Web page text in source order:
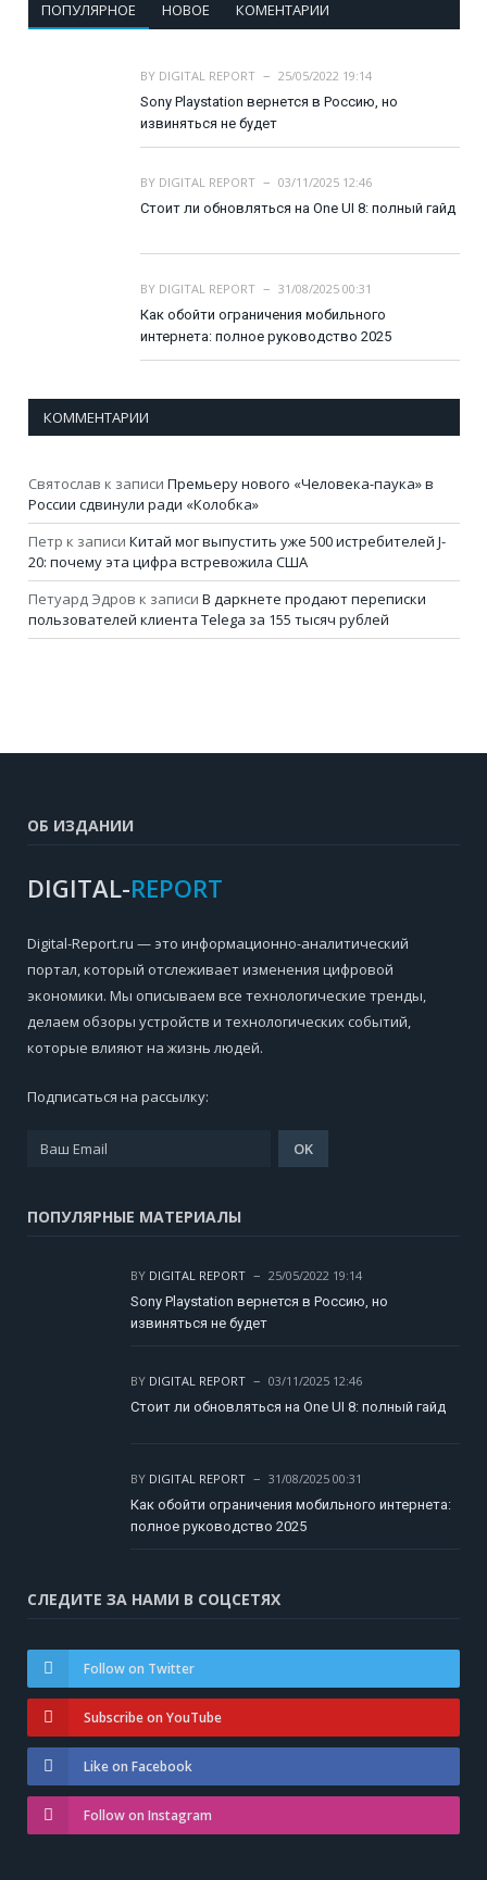
ПОПУЛЯРНОЕ НОВОЕ КОМЕНТАРИИ
BY DIGITAL REPORT
25/05/2022 19:14
Sony Playstation вернется в Россию, но
извиняться не будет
BY DIGITAL REPORT
03/11/2025 12:46
Стоит ли обновляться на One UI 8: полный гайд
BY DIGITAL REPORT
31/08/2025 00:31
Как обойти ограничения мобильного
интернета: полное руководство 2025
КОММЕНТАРИИ
Святослав к записи Премьеру нового «Человека-паука» в
России сдвинули ради «Колобка»
Петр к записи Китай мог выпустить уже 500 истребителей J-
20: почему эта цифра встревожила США
Петуард Эдров к записи В даркнете продают переписки
пользователей клиента Telega за 155 тысяч рублей
ОБ ИЗДАНИИ
DIGITAL-REPORT
Digital-Report.ru — это информационно-аналитический
портал, который отслеживает изменения цифровой
экономики. Мы описываем все технологические тренды,
делаем обзоры устройств и технологических событий,
которые влияют на жизнь людей.
Подписаться на рассылку:
ПОПУЛЯРНЫЕ МАТЕРИАЛЫ
BY DIGITAL REPORT
25/05/2022 19:14
Sony Playstation вернется в Россию, но
извиняться не будет
BY DIGITAL REPORT
03/11/2025 12:46
Стоит ли обновляться на One UI 8: полный гайд
BY DIGITAL REPORT
31/08/2025 00:31
Как обойти ограничения мобильного интернета:
полное руководство 2025
СЛЕДИТЕ ЗА НАМИ В СОЦСЕТЯХ
Follow on Twitter
Subscribe on YouTube
Like on Facebook
Follow on Instagram